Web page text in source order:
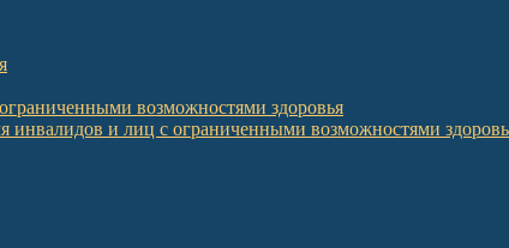
возможностями здоровья
инвалидов и лиц с ограниченными возможностями